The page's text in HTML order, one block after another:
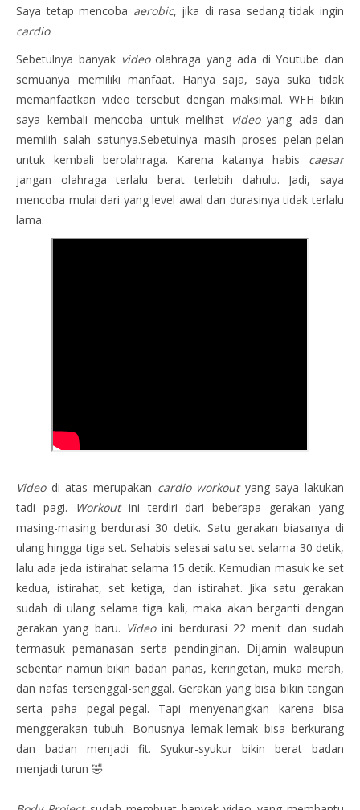
Saya tetap mencoba aerobic, jika di rasa sedang tidak ingin
cardio.
Sebetulnya banyak videoolahraga yang ada di Youtube dan
semuanya memiliki manfaat. Hanya saja, saya suka tidak
memanfaatkan video tersebut dengan maksimal. WFH bikin
saya kembali mencoba untuk melihat videoyang ada dan
memilih salah satunya.Sebetulnya masih proses pelan-pelan
untuk kembali berolahraga. Karena katanya habis caesar
jangan olahraga terlalu berat terlebih dahulu. Jadi, saya
mencoba mulai dari yang level awal dan durasinya tidak terlalu
lama.
Videodi atas merupakan cardio workoutyang saya lakukan
tadi pagi.
Workoutini terdiri dari beberapa gerakan yang
masing-masing berdurasi 30 detik. Satu gerakan biasanya di
ulang hingga tiga set. Sehabis selesai satu set selama 30 detik,
lalu ada jeda istirahat selama 15 detik. Kemudian masuk ke set
kedua, istirahat, set ketiga, dan istirahat. Jika satu gerakan
sudah di ulang selama tiga kali, maka akan berganti dengan
gerakan yang baru. Videoini berdurasi 22 menit dan sudah
termasuk pemanasan serta pendinginan. Dijamin walaupun
sebentar namun bikin badan panas, keringetan, muka merah,
dan nafas tersenggal-senggal. Gerakan yang bisa bikin tangan
serta paha pegal-pegal. Tapi menyenangkan karena bisa
menggerakan tubuh. Bonusnya lemak-lemak bisa berkurang
dan badan menjadi fit. Syukur-syukur bikin berat badan
menjadi turun 🤣